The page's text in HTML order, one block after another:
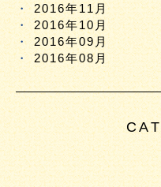
2016年11月
2016年10月
2016年09月
2016年08月